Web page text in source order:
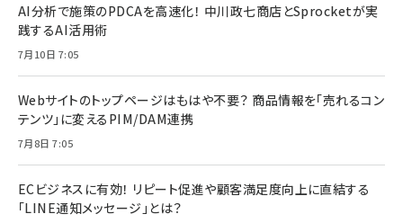
AI分析で施策のPDCAを高速化！ 中川政七商店とSprocketが実
践するAI活用術
7月10日 7:05
Webサイトのトップページはもはや不要？ 商品情報を「売れるコン
テンツ」に変えるPIM/DAM連携
7月8日 7:05
ECビジネスに有効！ リピート促進や顧客満足度向上に直結する
「LINE通知メッセージ」とは？